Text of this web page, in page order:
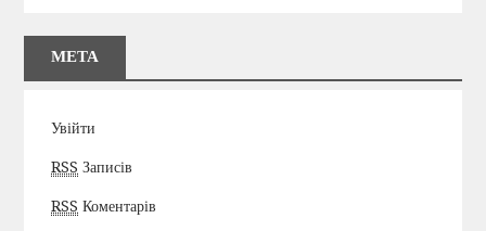
МЕТА
Увійти
RSS Записів
RSS Коментарів